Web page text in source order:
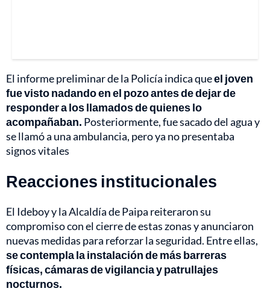
El informe preliminar de la Policía indica queel joven
fue visto nadando en el pozo antes de dejar de
responder a los llamados de quienes lo
acompañaban. Posteriormente, fue sacado del agua y
se llamó a una ambulancia, pero ya no presentaba
signos vitales
Reacciones institucionales
El Ideboy y la Alcaldía de Paipa reiteraron su
compromiso con el cierre de estas zonas y anunciaron
nuevas medidas para reforzar la seguridad. Entre ellas,
se contempla la instalación de más barreras
físicas, cámaras de vigilancia y patrullajes
nocturnos.